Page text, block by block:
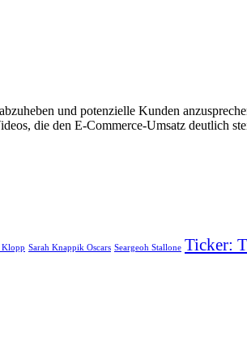
und potenzielle Kunden
die den E-Commerce-Umsatz deutlich
Klopp Sarah Knappik Oscars Seargeoh Stallone Ticker: